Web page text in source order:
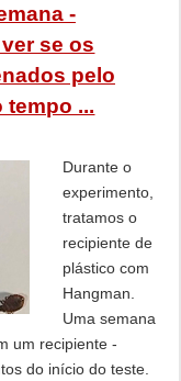
-
se os
pelo
tempo ...
Durante o
experimento,
tratamos o
recipiente de
plástico com
Hangman.
Uma semana
um recipiente -
do início do teste.